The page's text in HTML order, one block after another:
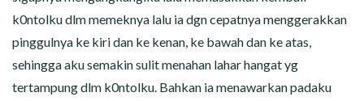
k0ntolku dlm memeknya lalu ia dgn cepatnya menggerakkan
pinggulnya ke kiri dan ke kenan, ke bawah dan ke atas,
sehingga aku semakin sulit menahan lahar hangat yg
tertampung dlm k0ntolku. Bahkan ia menawarkan padaku